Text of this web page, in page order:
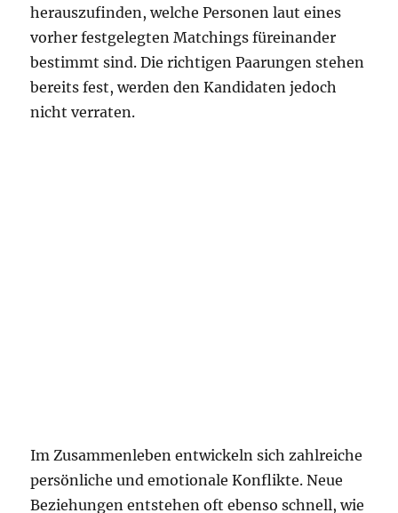
herauszufinden, welche Personen laut eines
vorher festgelegten Matchings füreinander
bestimmt sind. Die richtigen Paarungen stehen
bereits fest, werden den Kandidaten jedoch
nicht verraten.
Im Zusammenleben entwickeln sich zahlreiche
persönliche und emotionale Konflikte. Neue
Beziehungen entstehen oft ebenso schnell, wie